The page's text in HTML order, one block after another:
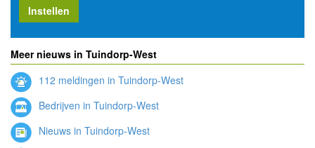
Instellen
Meer nieuws in Tuindorp-West
112 meldingen in Tuindorp-West
Bedrijven in Tuindorp-West
Nieuws in Tuindorp-West